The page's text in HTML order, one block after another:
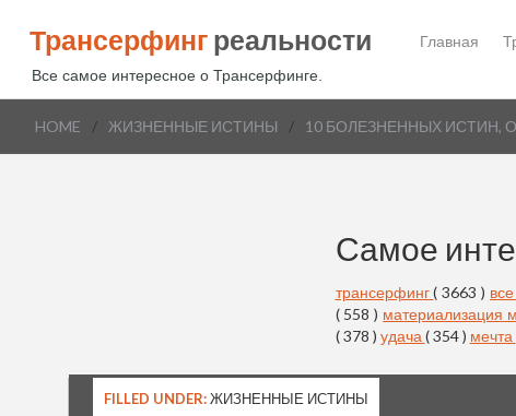
Трансерфинг реальности
Все самое интересное о Трансерфинге.
Главная
HOME / ЖИЗНЕННЫЕ ИСТИНЫ / 10 БОЛЕЗНЕННЫХ
Самое
трансерфинг( 3663 )
( 558 ) материализация
( 378 ) удача ( 354 ) мечта
FILLED UNDER:ЖИЗНЕННЫЕ ИСТИНЫ